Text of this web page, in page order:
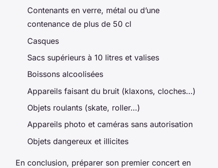
Contenants en verre, métal ou d’une
contenance de plus de 50 cl
Casques
Sacs supérieurs à 10 litres et valises
Boissons alcoolisées
Appareils faisant du bruit (klaxons, cloches…)
Objets roulants (skate, roller…)
Appareils photo et caméras sans autorisation
Objets dangereux et illicites
En conclusion, préparer son premier concert en